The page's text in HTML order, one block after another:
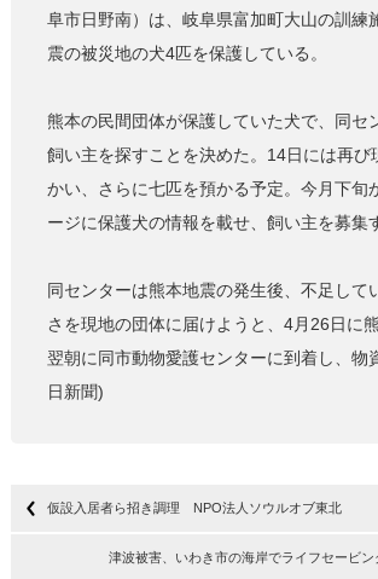
阜市日野南）は、岐阜県富加町大山の訓練
震の被災地の犬4匹を保護している。
熊本の民間団体が保護していた犬で、同セ
飼い主を探すことを決めた。14日には再び
かい、さらに七匹を預かる予定。今月下旬
ージに保護犬の情報を載せ、飼い主を募集
同センターは熊本地震の発生後、不足して
さを現地の団体に届けようと、4月26日に
翌朝に同市動物愛護センターに到着し、物
日新聞)
仮設入居者ら招き調理 NPO法人ソウルオブ東北
津波被害、いわき市の海岸でライフセービ